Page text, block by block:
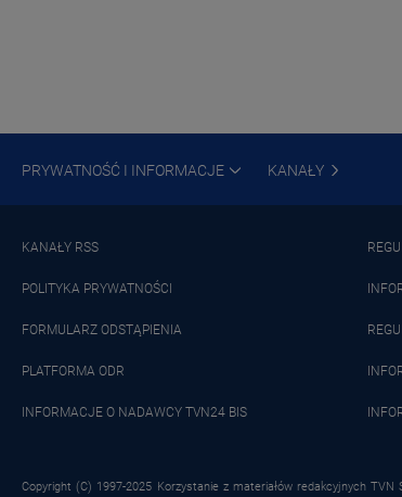
PRYWATNOŚĆ I INFORMACJE KANAŁY
KANAŁY RSS
POLITYKA PRYWATNOŚCI
FORMULARZ ODSTĄPIENIA
PLATFORMA ODR
INFORMACJE O NADAWCY TVN24 BIS
Copyright (C) 1997-2025 Korzystanie z materiałów redakcyjnych